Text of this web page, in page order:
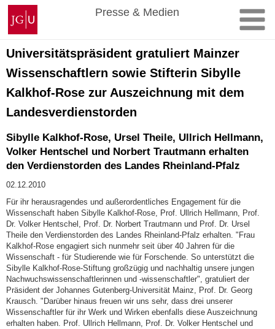
Zum
Inhalt
springen
Johannes
Gutenberg-
Universität
Mainz
Presse & Medien
Universitätspräsident gratuliert Mainzer
Wissenschaftlern sowie Stifterin Sibylle
Kalkhof-Rose zur Auszeichnung mit dem
Landesverdienstorden
Sibylle Kalkhof-Rose, Ursel Theile, Ullrich Hellmann,
Volker Hentschel und Norbert Trautmann erhalten
den Verdienstorden des Landes Rheinland-Pfalz
02.12.2010
Für ihr herausragendes und außerordentliches Engagement für die
Wissenschaft haben Sibylle Kalkhof-Rose, Prof. Ullrich Hellmann, Prof.
Dr. Volker Hentschel, Prof. Dr. Norbert Trautmann und Prof. Dr. Ursel
Theile den Verdienstorden des Landes Rheinland-Pfalz erhalten. "Frau
Kalkhof-Rose engagiert sich nunmehr seit über 40 Jahren für die
Wissenschaft - für Studierende wie für Forschende. So unterstützt die
Sibylle Kalkhof-Rose-Stiftung großzügig und nachhaltig unsere jungen
Nachwuchswissenschaftlerinnen und -wissenschaftler", gratuliert der
Präsident der Johannes Gutenberg-Universität Mainz, Prof. Dr. Georg
Krausch. "Darüber hinaus freuen wir uns sehr, dass drei unserer
Wissenschaftler für ihr Werk und Wirken ebenfalls diese Auszeichnung
erhalten haben. Prof. Ullrich Hellmann, Prof. Dr. Volker Hentschel und